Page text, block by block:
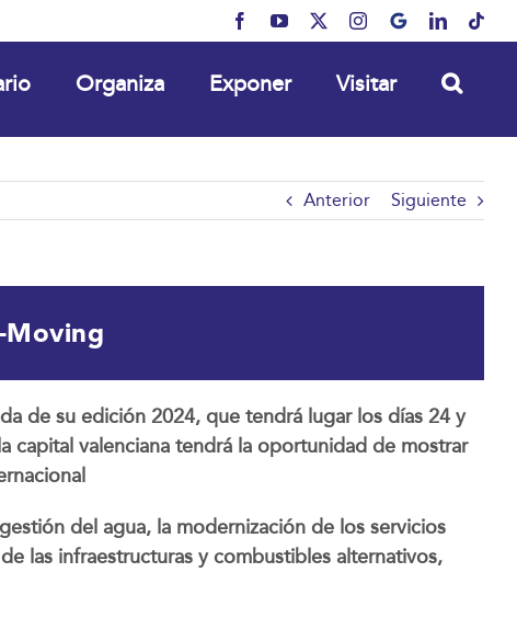
FacebookYouTube Instagram
MyBusinessLinkedIn
Organiza Exponer Visitar
Anterior Siguiente
Moving
de su edición 2024, que tendrá lugar los días 24 y
capital valenciana tendrá la oportunidad de mostrar
del agua, la modernización de los servicios
las infraestructuras y combustibles alternativos,